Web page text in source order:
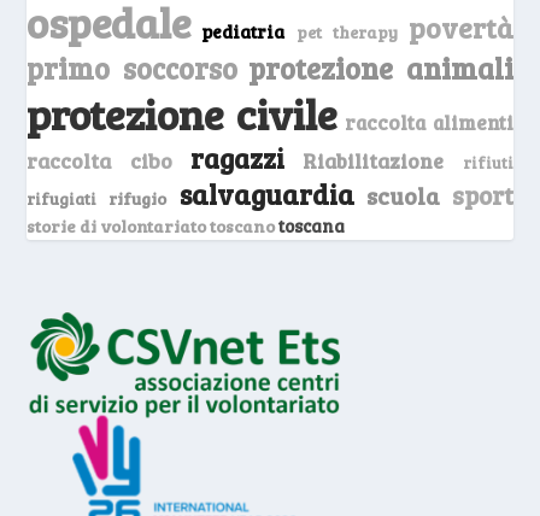
ospedale pediatria pet therapy povertà
primo soccorso protezione animali
protezione civile raccolta alimenti
raccolta cibo ragazzi Riabilitazione
rifiuti
rifugiati
rifugio salvaguardia scuola sport
storie di volontariato toscanotoscana